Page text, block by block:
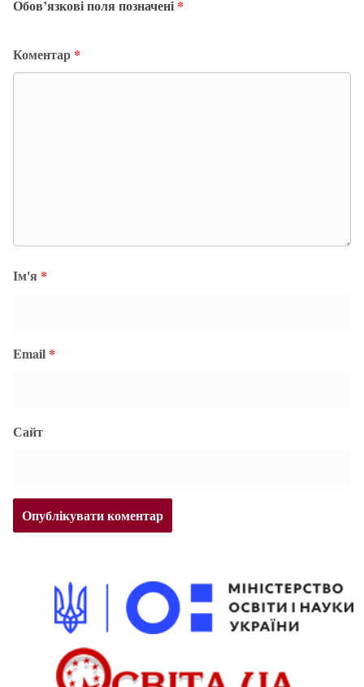
Обов’язкові поля позначені *
Коментар *
Ім'я *
Email *
Сайт